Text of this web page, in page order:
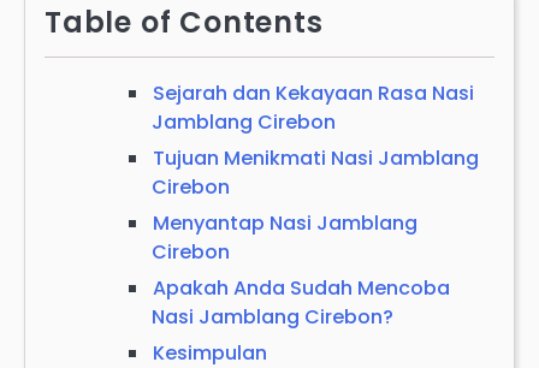
Table of Contents
Sejarah dan Kekayaan Rasa Nasi
Jamblang Cirebon
Tujuan Menikmati Nasi Jamblang
Cirebon
Menyantap Nasi Jamblang
Cirebon
Apakah Anda Sudah Mencoba
Nasi Jamblang Cirebon?
Kesimpulan